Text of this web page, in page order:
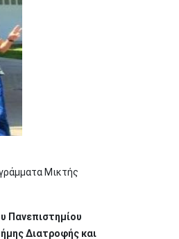
Μικτής
Πανεπιστημίου
Διατροφής και